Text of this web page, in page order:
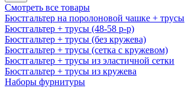
Смотреть все товары
Бюстгальтер на поролоновой чашке + трусы
Бюстгальтер + трусы (48-58 р-р)
Бюстгальтер + трусы (без кружева)
Бюстгальтер + трусы (сетка с кружевом)
Бюстгальтер + трусы из эластичной сетки
Бюстгальтер + трусы из кружева
Наборы фурнитуры